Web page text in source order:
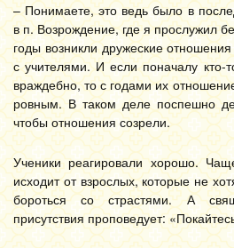
– Понимаете, это ведь было в
в п. Возрождение, где я прослужил
годы возникли дружеские
с учителями. И если поначалу кто-
враждебно, то с годами их
ровным. В таком деле поспешно
чтобы отношения созрели.
Ученики реагировали хорошо.
исходит от взрослых, которые не
бороться со страстями. А
присутствия проповедует: